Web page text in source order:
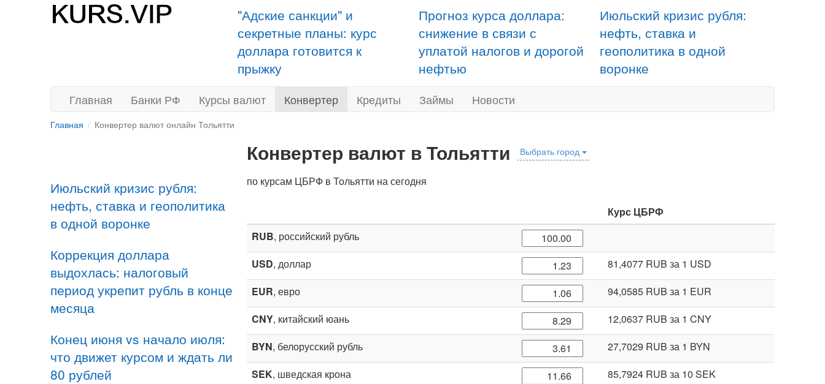
"Адские санкции" и
секретные планы: курс
доллара готовится к
прыжку
Прогноз курса доллара:
снижение в связи с
уплатой налогов и дорогой
нефтью
Июльский кризис рубля:
нефть, ставка и
геополитика в одной
воронке
Главная Банки РФ Курсы валют Конвертер Кредиты Займы Новости
Главная Конвертер валют онлайн Тольятти
Июльский кризис рубля:
нефть, ставка и геополитика
в одной воронке
Коррекция доллара
выдохлась: налоговый
период укрепит рубль в конце
месяца
Конец июня vs начало июля:
что движет курсом и ждать ли
80 рублей
Конвертер валют в Тольятти Выбрать город
по курсам ЦБРФ в Тольятти на сегодня
Курс ЦБРФ
RUB, российский рубль
USD, доллар 81,4077 RUB за 1 USD
EUR, евро 94,0585 RUB за 1 EUR
CNY, китайский юань 12,0637 RUB за 1 CNY
BYN, белорусский рубль 27,7029 RUB за 1 BYN
SEK, шведская крона 85,7924 RUB за 10 SEK